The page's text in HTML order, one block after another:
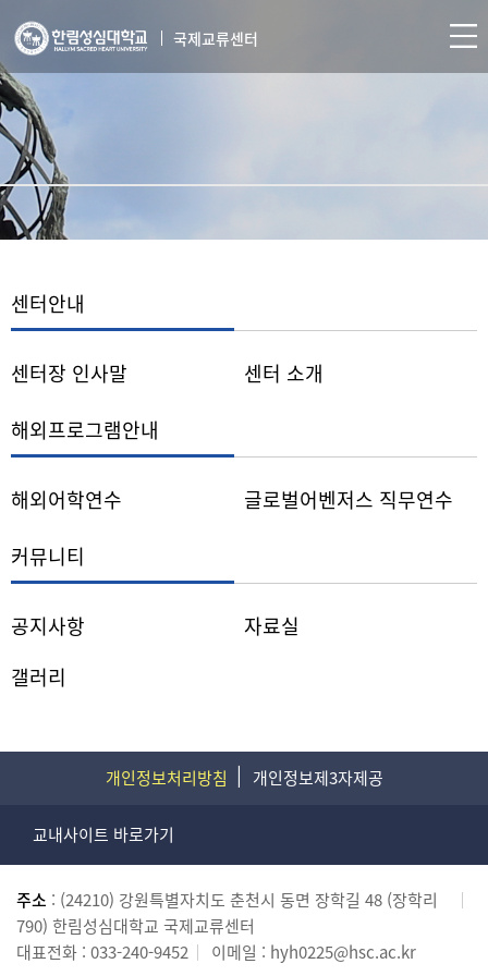
국제교류센터
센터안내
센터장 인사말
센터 소개
해외프로그램안내
해외어학연수
글로벌어벤저스 직무연수
커뮤니티
공지사항
자료실
갤러리
개인정보처리방침 개인정보제3자제공
교내사이트 바로가기
주소 : (24210) 강원특별자치도 춘천시 동면 장학길 48 (장학리
790) 한림성심대학교 국제교류센터
대표전화 : 033-240-9452 이메일 : hyh0225@hsc.ac.kr